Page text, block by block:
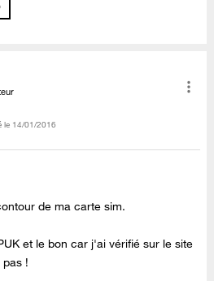
le 14/01/2016
de ma carte sim.
et le bon car j'ai vérifié sur le site
!